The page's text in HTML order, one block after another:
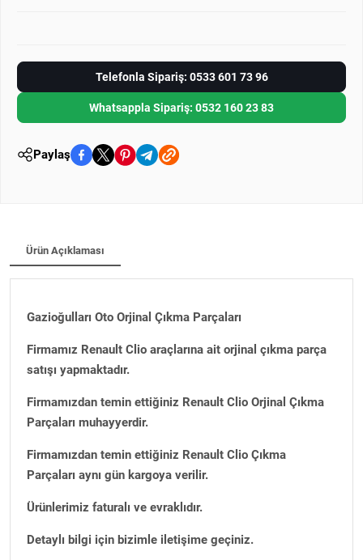
Telefonla Sipariş: 0533 601 73 96
Whatsappla Sipariş: 0532 160 23 83
Paylaş
Ürün Açıklaması
Gazioğulları Oto Orjinal Çıkma Parçaları
Firmamız Renault Clio araçlarına ait orjinal çıkma parça
satışı yapmaktadır.
Firmamızdan temin ettiğiniz Renault Clio Orjinal Çıkma
Parçaları muhayyerdir.
Firmamızdan temin ettiğiniz Renault Clio Çıkma
Parçaları aynı gün kargoya verilir.
Ürünlerimiz faturalı ve evraklıdır.
Detaylı bilgi için bizimle iletişime geçiniz.